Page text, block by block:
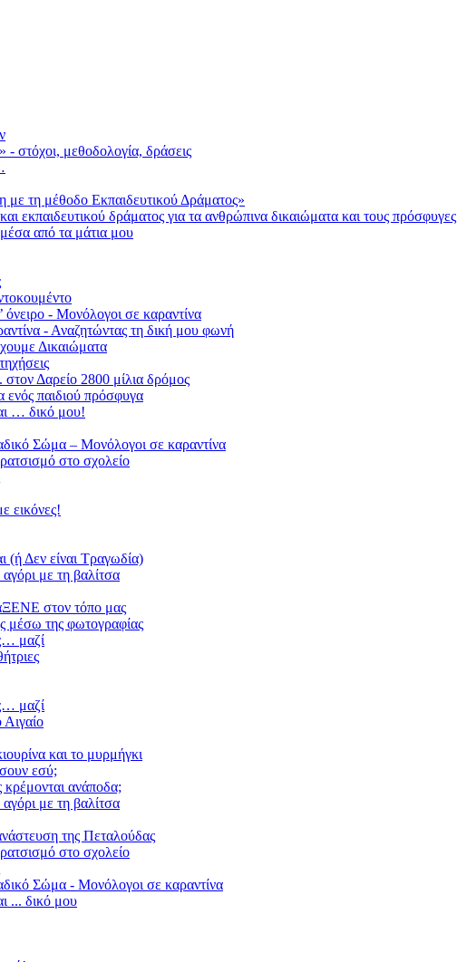
- στόχοι, μεθοδολογία, δράσεις
με τη μέθοδο Εκπαιδευτικού Δράματος»
εκπαιδευτικού δράματος για τα ανθρώπινα δικαιώματα και τους πρόσφυγες
από τα μάτια μου
- Μονόλογοι σε καραντίνα
- Αναζητώντας τη δική μου φωνή
Δικαιώματα
Δαρείο 2800 μίλια δρόμος
ενός παιδιού πρόσφυγα
… δικό μου!
Σώμα – Μονόλογοι σε καραντίνα
στο σχολείο
εικόνες!
(ή Δεν είναι Τραγωδία)
με τη βαλίτσα
στον τόπο μας
μέσω της φωτογραφίας
μαζί
μαζί
και το μυρμήγκι
εσύ;
κρέμονται ανάποδα;
με τη βαλίτσα
της Πεταλούδας
στο σχολείο
Σώμα - Μονόλογοι σε καραντίνα
... δικό μου